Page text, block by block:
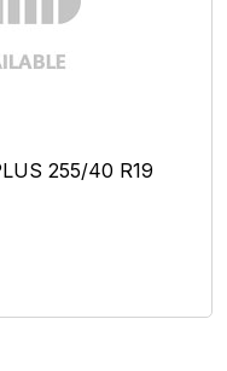
255/40 R19